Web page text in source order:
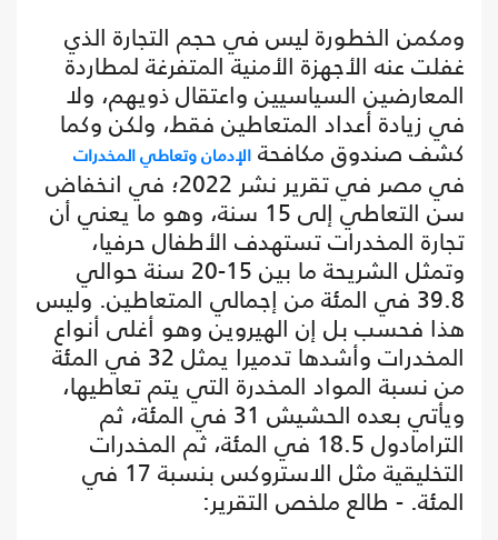
ومكمن الخطورة ليس في حجم التجارة الذي
غفلت عنه الأجهزة الأمنية المتفرغة لمطاردة
المعارضين السياسيين واعتقال ذويهم، ولا
في زيادة أعداد المتعاطين فقط، ولكن وكما
كشف صندوق مكافحة الإدمان وتعاطي المخدرات
في مصر في تقرير نشر 2022؛ في انخفاض
سن التعاطي إلى 15 سنة، وهو ما يعني أن
تجارة المخدرات تستهدف الأطفال حرفيا،
وتمثل الشريحة ما بين 15-20 سنة حوالي
39.8 في المئة من إجمالي المتعاطين. وليس
هذا فحسب بل إن الهيروين وهو أغلى أنواع
المخدرات وأشدها تدميرا يمثل 32 في المئة
من نسبة المواد المخدرة التي يتم تعاطيها،
ويأتي بعده الحشيش 31 في المئة، ثم
الترامادول 18.5 في المئة، ثم المخدرات
التخليقية مثل الاستروكس بنسبة 17 في
المئة. - طالع ملخص التقرير: